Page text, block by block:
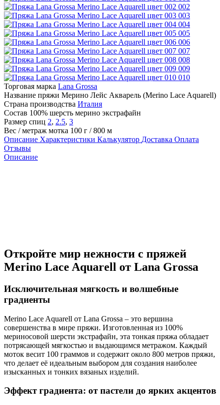
002
003
004
005
006
007
008
009
010
Торговая марка Lana Grossa
Название пряжи Мерино Лейс Акварель (Merino Lace Aquarell)
Страна производства Италия
Состав 100% шерсть мерино экстрафайн
Размер спиц 2, 2.5, 3
Вес / метраж мотка 100 г / 800 м
Описание Характеристики Калькулятор Доставка Оплата
Отзывы
Описание
Откройте мир нежности с пряжей
Merino Lace Aquarell от Lana Grossa
Исключительная мягкость и волшебные
градиенты
Merino Lace Aquarell от Lana Grossa – это вершина
совершенства в мире пряжи. Изготовленная из 100%
мериносовой шерсти экстрафайн, эта тонкая пряжа обладает
потрясающей мягкостью и выдающимся метражом. Каждый
моток весит 100 граммов и содержит около 800 метров пряжи,
что делает её идеальным выбором для создания наиболее
изысканных и тонких вязаных изделий.
Эффект градиента: от пастели до ярких акцентов